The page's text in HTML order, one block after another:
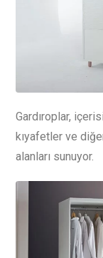
Gardıroplar,
kıyafetler ve
alanları sunuyor.